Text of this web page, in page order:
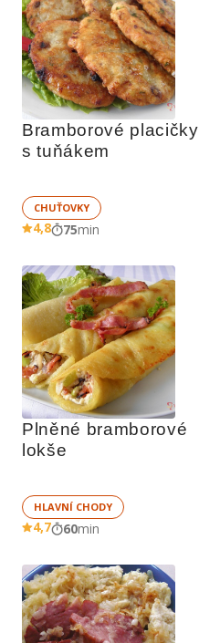
Bramborové placičky
s tuňákem
CHUŤOVKY
4,8 75min
Plněné bramborové
lokše
HLAVNÍ CHODY
4,7 60min